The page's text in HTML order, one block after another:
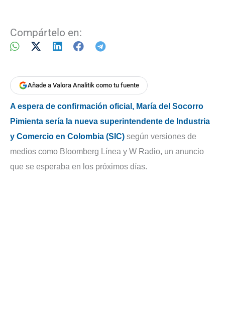
Compártelo en:
Añade a Valora Analitik como tu fuente
A espera de confirmación oficial, María del Socorro
Pimienta sería la nueva superintendente de Industria
y Comercio en Colombia (SIC) según versiones de
medios como Bloomberg Línea y W Radio, un anuncio
que se esperaba en los próximos días.